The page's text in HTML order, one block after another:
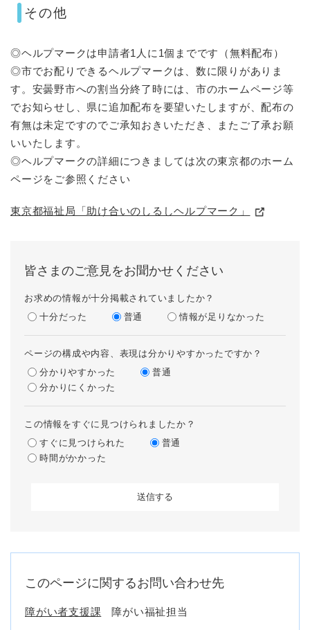
その他
◎ヘルプマークは申請者1人に1個までです（無料配布）
◎市でお配りできるヘルプマークは、数に限りがありま
す。安曇野市への割当分終了時には、市のホームページ等
でお知らせし、県に追加配布を要望いたしますが、配布の
有無は未定ですのでご承知おきいただき、またご了承お願
いいたします。
◎ヘルプマークの詳細につきましては次の東京都のホーム
ページをご参照ください
東京都福祉局「助け合いのしるしヘルプマーク」
皆さまのご意見をお聞かせください
お求めの情報が十分掲載されていましたか？
十分だった
普通 情報が足りなかった
ページの構成や内容、表現は分かりやすかったですか？
分かりやすかった
普通
分かりにくかった
この情報をすぐに見つけられましたか？
すぐに見つけられた
普通
時間がかかった
このページに関するお問い合わせ先
障がい者支援課 障がい福祉担当